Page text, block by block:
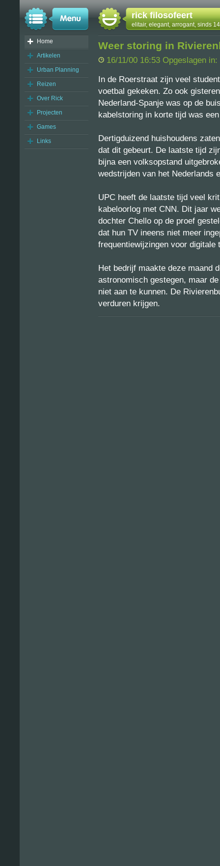
rick filosofeert
elitair, elegant, arrogant, sinds
Home
Artikelen
Urban Planning
Reizen
Over Rick
Projecten
Games
Links
Weer storing in
16/11/00 16:53 Opgeslagen in:
In de Roerstraat zijn veel
voetbal gekeken. Zo ook
Nederland-Spanje was op de
kabelstoring in korte tijd was
Dertigduizend huishoudens
dat dit gebeurt. De laatste tijd
bijna een volksopstand
wedstrijden van het Nederlands
UPC heeft de laatste tijd veel
kabeloorlog met CNN. Dit jaar
dochter Chello op de proef
dat hun TV ineens niet meer
frequentiewijzingen voor digitale
Het bedrijf maakte deze maand
astronomisch gestegen, maar
niet aan te kunnen. De
verduren krijgen.